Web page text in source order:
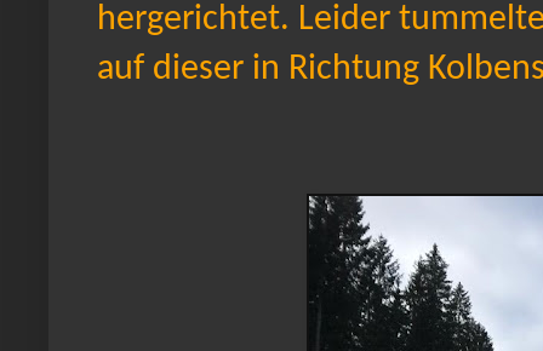
hergerichtet. Leider
auf dieser in Richtung